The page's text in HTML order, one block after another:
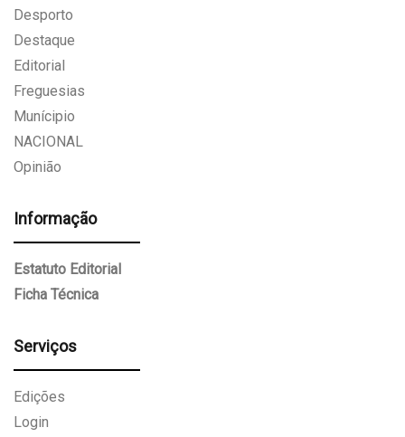
Desporto
Destaque
Editorial
Freguesias
Munícipio
NACIONAL
Opinião
Informação
Estatuto Editorial
Ficha Técnica
Serviços
Edições
Login